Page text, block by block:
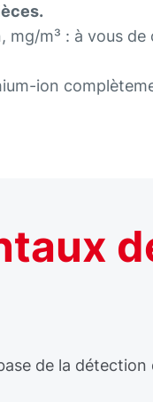
mg/m³ : à vous de
ion
de la